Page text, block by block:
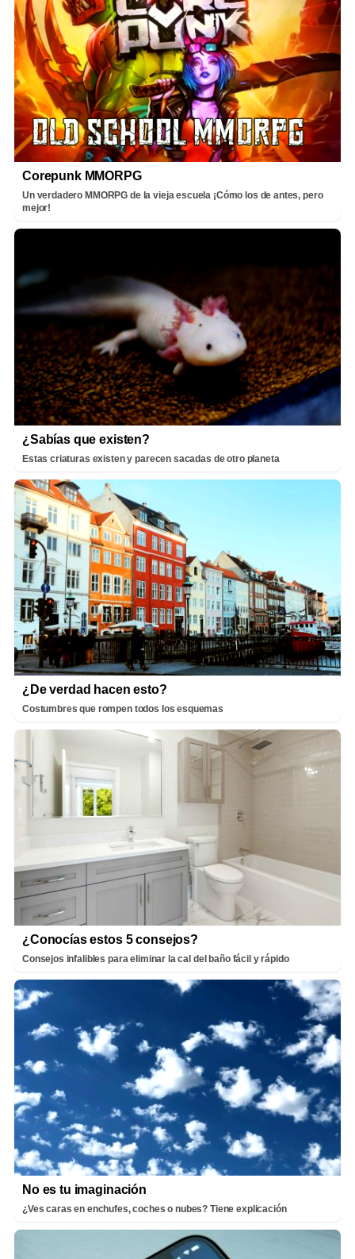
Corepunk MMORPG
Un verdadero MMORPG de la vieja escuela ¡Cómo los de antes, pero
mejor!
¿Sabías que existen?
Estas criaturas existen y parecen sacadas de otro planeta
¿De verdad hacen esto?
Costumbres que rompen todos los esquemas
¿Conocías estos 5 consejos?
Consejos infalibles para eliminar la cal del baño fácil y rápido
No es tu imaginación
¿Ves caras en enchufes, coches o nubes? Tiene explicación